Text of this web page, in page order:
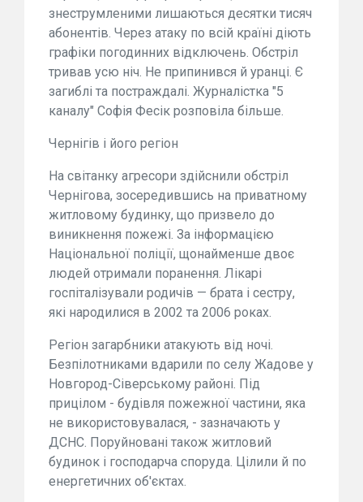
знеструмленими лишаються десятки тисяч
абонентів. Через атаку по всій країні діють
графіки погодинних відключень. Обстріл
тривав усю ніч. Не припинився й уранці. Є
загиблі та постраждалі. Журналістка "5
каналу" Софія Фесік розповіла більше.
Чернігів і його регіон
На світанку агресори здійснили обстріл
Чернігова, зосередившись на приватному
житловому будинку, що призвело до
виникнення пожежі. За інформацією
Національної поліції, щонайменше двоє
людей отримали поранення. Лікарі
госпіталізували родичів — брата і сестру,
які народилися в 2002 та 2006 роках.
Регіон загарбники атакують від ночі.
Безпілотниками вдарили по селу Жадове у
Новгород-Сіверському районі. Під
прицілом - будівля пожежної частини, яка
не використовувалася, - зазначають у
ДСНС. Поруйновані також житловий
будинок і господарча споруда. Цілили й по
енергетичних об'єктах.